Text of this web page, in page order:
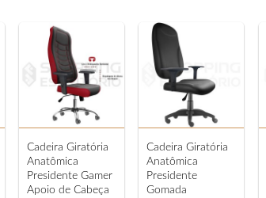
Cadeira Giratória
Anatômica
Presidente Gamer
Apoio de Cabeça
Cadeira Giratória
Anatômica
Presidente
Gomada